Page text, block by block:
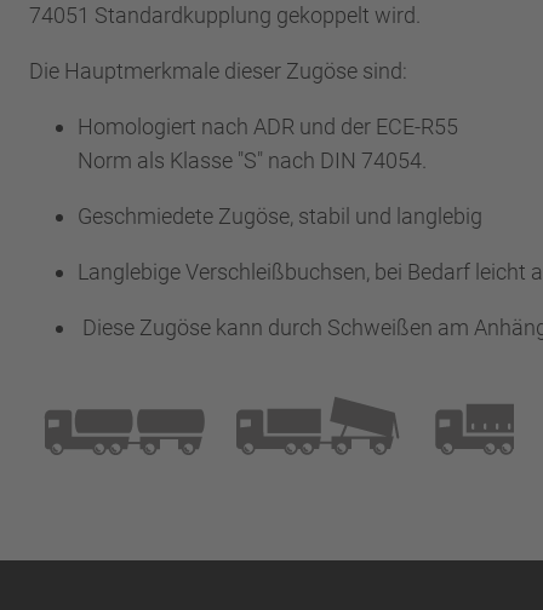
74051 Standardkupplung gekoppelt wird.
Die Hauptmerkmale dieser Zugöse sind:
Homologiert nach ADR und der ECE-R55
Norm als Klasse "S" nach DIN 74054.
Geschmiedete Zugöse, stabil und langlebig
Langlebige Verschleißbuchsen, bei Bedarf
Diese Zugöse kann durch Schweißen am